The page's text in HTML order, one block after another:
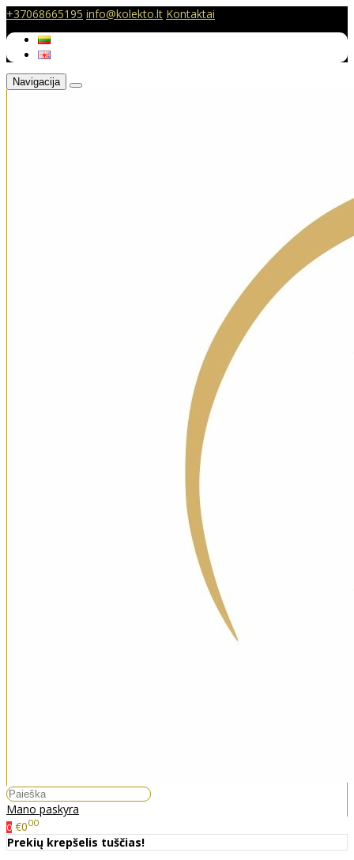
+37068665195 info@kolekto.lt Kontaktai
Navigacija
Mano paskyra
0 €000
Prekių krepšelis tuščias!